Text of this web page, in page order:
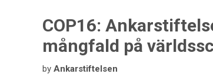
COP16:
mångfald på
by Ankarstiftelsen